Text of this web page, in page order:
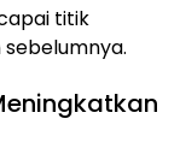
titik